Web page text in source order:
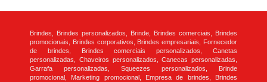
Brindes, Brindes personalizados, Brinde, Brindes comerciais, Brindes
promocionais, Brindes corporativos, Brindes empresariais, Fornecedor
de brindes, Brindes comerciais personalizados, Canetas
personalizadas, Chaveiros personalizados, Canecas personalizadas,
Garrafa personalizadas, Squeezes personalizados, Brinde
promocional, Marketing promocional, Empresa de brindes, Brindes